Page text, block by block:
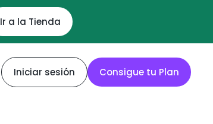
Ir a la Tienda
Iniciar sesión Consigue tu Plan